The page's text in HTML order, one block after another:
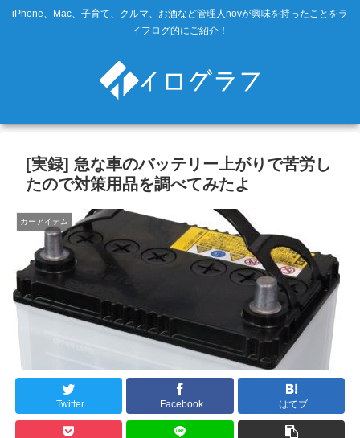
iPhone、Mac、子育て、クルマ、お酒など管理人novが興味を持ったことをラ
イフログ的にご紹介！
[実録] 急な車のバッテリー上がりで苦労し
たので対策用品を調べてみたよ
カーアイテム
Twitter Facebook はてブ